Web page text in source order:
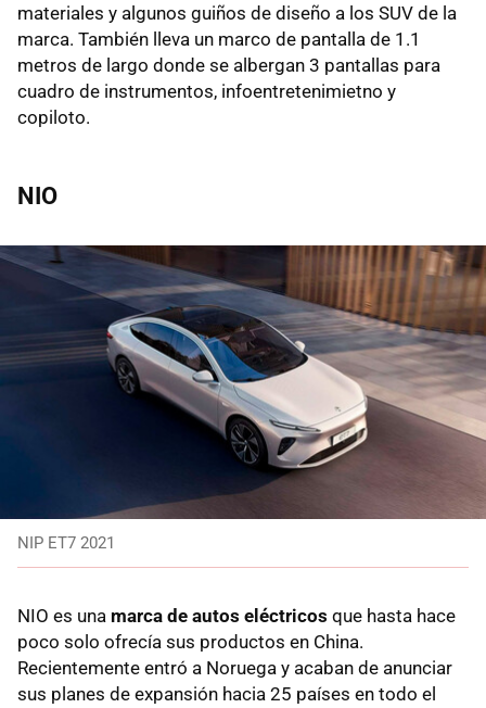
materiales y algunos guiños de diseño a los SUV de la
marca. También lleva un marco de pantalla de 1.1
metros de largo donde se albergan 3 pantallas para
cuadro de instrumentos, infoentretenimietno y
copiloto.
NIO
NIP ET7 2021
NIO es una marca de autos eléctricos que hasta hace
poco solo ofrecía sus productos en China.
Recientemente entró a Noruega y acaban de anunciar
sus planes de expansión hacia 25 países en todo el